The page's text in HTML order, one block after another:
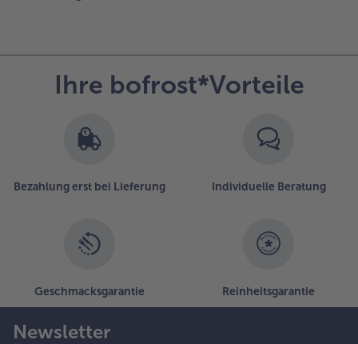
Ihre bofrost*Vorteile
Bezahlung erst bei Lieferung Individuelle Beratung
Geschmacksgarantie Reinheitsgarantie
Newsletter